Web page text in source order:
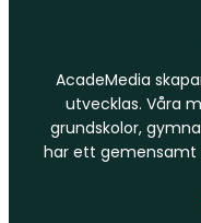
AcadeMedia
utvecklas. Våra
grundskolor,
har ett gemensamt